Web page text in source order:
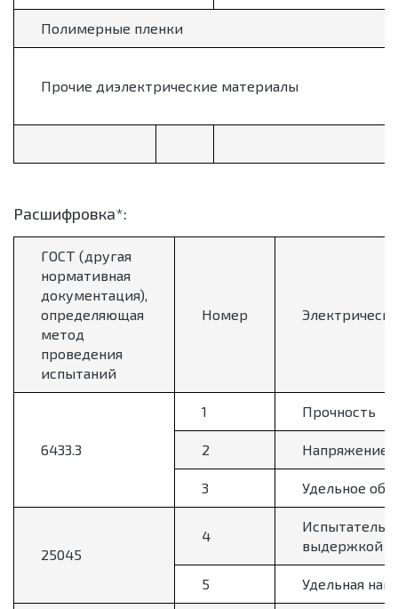
Полимерные пленки
Прочие диэлектрические материалы
Расшифровка*:
ГОСТ (другая
нормативная
документация),
определяющая
метод
проведения
испытаний
Номер
6433.3
1 Прочность
2 Напряжение
3 Удельное
25045
4
выдержкой
5 Удельная